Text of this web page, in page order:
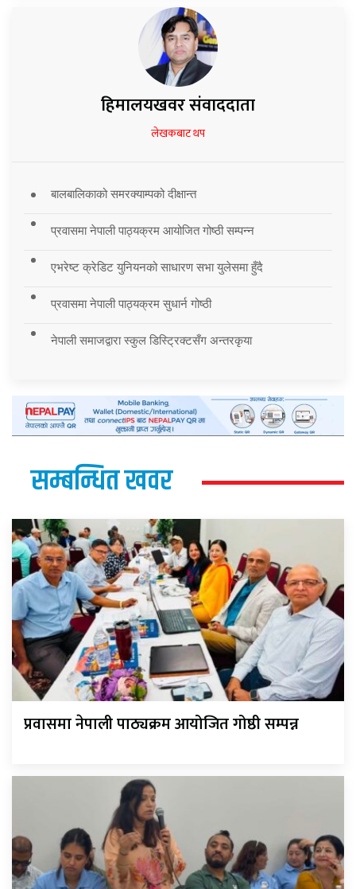
हिमालयखवर संवाददाता
लेखकबाट थप
बालबालिकाको समरक्याम्पको दीक्षान्त
प्रवासमा नेपाली पाठ्यक्रम आयोजित गोष्ठी सम्पन्न
एभरेष्ट क्रेडिट युनियनको साधारण सभा युलेसमा हुँदै
प्रवासमा नेपाली पाठ्यक्रम सुधार्न गोष्ठी
नेपाली समाजद्वारा स्कुल डिस्ट्रिक्टसँग अन्तरकृया
सम्बन्धित खवर
प्रवासमा नेपाली पाठ्यक्रम आयोजित गोष्ठी सम्पन्न